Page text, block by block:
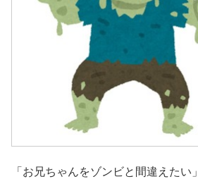
「お兄ちゃんをゾンビと間違えたい」